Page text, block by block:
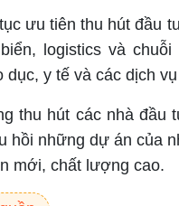
ưu tiên thu hút đầu
logistics và
dục, y tế và các dịch
thu hút các nhà
hồi những dự án của
mới, chất lượng cao.